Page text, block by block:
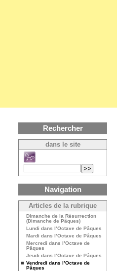
Rechercher
dans le site
Navigation
Articles de la rubrique
Dimanche de la Résurrection
(Dimanche de Pâques)
Lundi dans l’Octave de Pâques
Mardi dans l’Octave de Pâques
Mercredi dans l’Octave de
Pâques
Jeudi dans l’Octave de Pâques
Vendredi dans l’Octave de
Pâques